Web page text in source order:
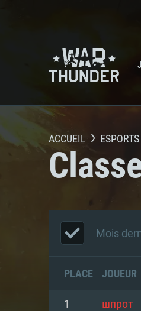
ACCUEIL ESPORTS
Mois
PLACE JOUEUR
1 шпрот